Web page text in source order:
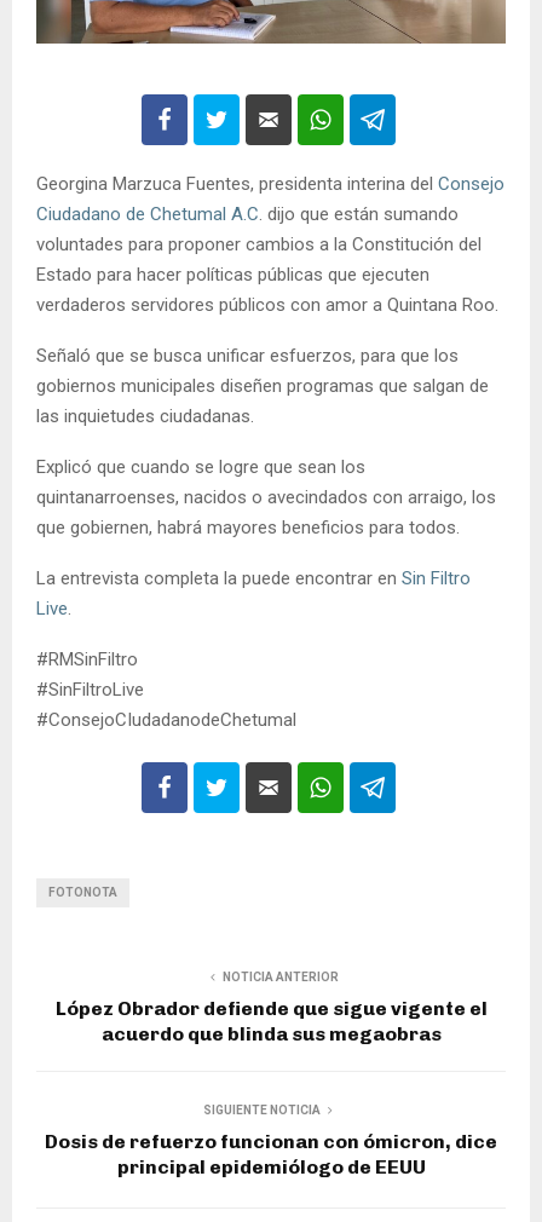
Georgina Marzuca Fuentes, presidenta interina del Consejo
Ciudadano de Chetumal A.C. dijo que están sumando
voluntades para proponer cambios a la Constitución del
Estado para hacer políticas públicas que ejecuten
verdaderos servidores públicos con amor a Quintana Roo.
Señaló que se busca unificar esfuerzos, para que los
gobiernos municipales diseñen programas que salgan de
las inquietudes ciudadanas.
Explicó que cuando se logre que sean los
quintanarroenses, nacidos o avecindados con arraigo, los
que gobiernen, habrá mayores beneficios para todos.
La entrevista completa la puede encontrar en Sin Filtro
Live.
#RMSinFiltro
#SinFiltroLive
#ConsejoCIudadanodeChetumal
FOTONOTA
NOTICIA ANTERIOR
López Obrador defiende que sigue vigente el
acuerdo que blinda sus megaobras
SIGUIENTE NOTICIA
Dosis de refuerzo funcionan con ómicron, dice
principal epidemiólogo de EEUU